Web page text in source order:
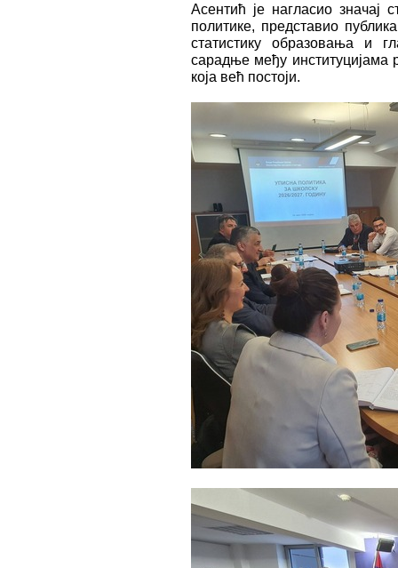
Асентић је нагласио значај
политике, представио
статистику образовања и
сарадње међу
која већ постоји.